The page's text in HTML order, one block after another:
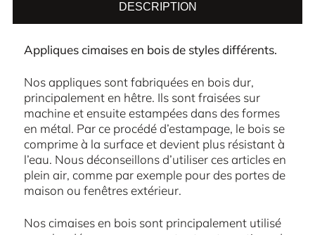
DESCRIPTION
Appliques cimaises en bois de styles différents.
Nos appliques sont fabriquées en bois dur,
principalement en hêtre. Ils sont fraisées sur
machine et ensuite estampées dans des formes
en métal. Par ce procédé d’estampage, le bois se
comprime à la surface et devient plus résistant à
l’eau. Nous déconseillons d’utiliser ces articles en
plein air, comme par exemple pour des portes de
maison ou fenêtres extérieur.
Nos cimaises en bois sont principalement utilisé